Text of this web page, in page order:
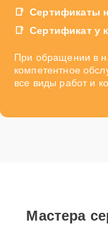
Сертификаты
Сертификат у
При обращении в
компетентное
все виды работ и
Мастера